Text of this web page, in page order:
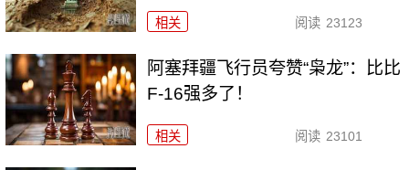
相关 阅读 23123
阿塞拜疆飞行员夸赞“枭龙”：比比
F-16强多了！
相关 阅读 23101